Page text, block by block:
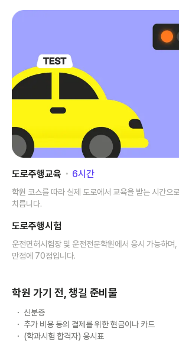
도로주행교육 ･ 6시간
학원 코스를 따라 실제 도로에서 교육을 받는 시간으
치릅니다.
도로주행시험
운전면허시험장 및 운전전문학원에서 응시 가능하
만점에 70점입니다.
학원 가기 전, 챙길 준비물
신분증
추가 비용 등의 결제를 위한 현금이나 카드
(학과시험 합격자) 응시표